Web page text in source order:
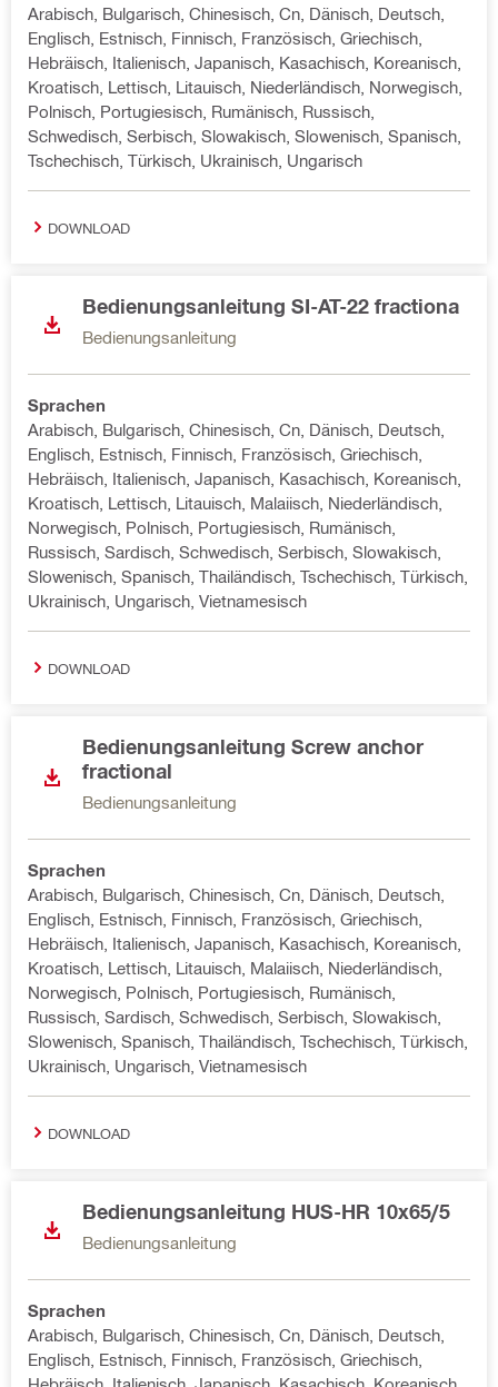
Arabisch, Bulgarisch, Chinesisch, Cn, Dänisch, Deutsch,
Englisch, Estnisch, Finnisch, Französisch, Griechisch,
Hebräisch, Italienisch, Japanisch, Kasachisch, Koreanisch,
Kroatisch, Lettisch, Litauisch, Niederländisch, Norwegisch,
Polnisch, Portugiesisch, Rumänisch, Russisch,
Schwedisch, Serbisch, Slowakisch, Slowenisch, Spanisch,
Tschechisch, Türkisch, Ukrainisch, Ungarisch
DOWNLOAD
Bedienungsanleitung SI-AT-22 fractiona
Bedienungsanleitung
Sprachen
Arabisch, Bulgarisch, Chinesisch, Cn, Dänisch, Deutsch,
Englisch, Estnisch, Finnisch, Französisch, Griechisch,
Hebräisch, Italienisch, Japanisch, Kasachisch, Koreanisch,
Kroatisch, Lettisch, Litauisch, Malaiisch, Niederländisch,
Norwegisch, Polnisch, Portugiesisch, Rumänisch,
Russisch, Sardisch, Schwedisch, Serbisch, Slowakisch,
Slowenisch, Spanisch, Thailändisch, Tschechisch, Türkisch,
Ukrainisch, Ungarisch, Vietnamesisch
DOWNLOAD
Bedienungsanleitung Screw anchor
fractional
Bedienungsanleitung
Sprachen
Arabisch, Bulgarisch, Chinesisch, Cn, Dänisch, Deutsch,
Englisch, Estnisch, Finnisch, Französisch, Griechisch,
Hebräisch, Italienisch, Japanisch, Kasachisch, Koreanisch,
Kroatisch, Lettisch, Litauisch, Malaiisch, Niederländisch,
Norwegisch, Polnisch, Portugiesisch, Rumänisch,
Russisch, Sardisch, Schwedisch, Serbisch, Slowakisch,
Slowenisch, Spanisch, Thailändisch, Tschechisch, Türkisch,
Ukrainisch, Ungarisch, Vietnamesisch
DOWNLOAD
Bedienungsanleitung HUS-HR 10x65/5
Bedienungsanleitung
Sprachen
Arabisch, Bulgarisch, Chinesisch, Cn, Dänisch, Deutsch,
Englisch, Estnisch, Finnisch, Französisch, Griechisch,